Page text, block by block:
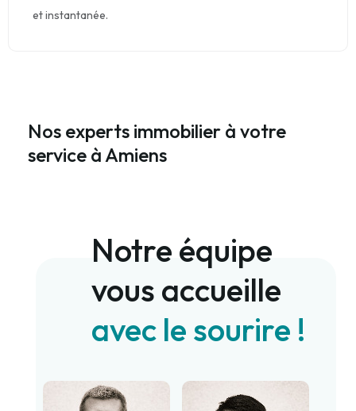
et instantanée.
Nos experts immobilier à votre
service à Amiens
Notre équipe
vous accueille
avec le sourire !